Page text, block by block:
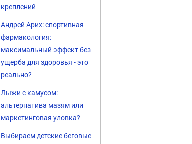
креплений
Андрей Арих: спортивная
фармакология:
максимальный эффект без
ущерба для здоровья - это
реально?
Лыжи с камусом:
альтернатива мазям или
маркетинговая уловка?
Выбираем детские беговые